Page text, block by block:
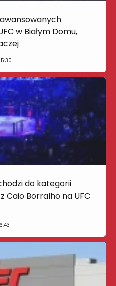
w Białym Domu,
do kategorii
Caio Borralho na UFC